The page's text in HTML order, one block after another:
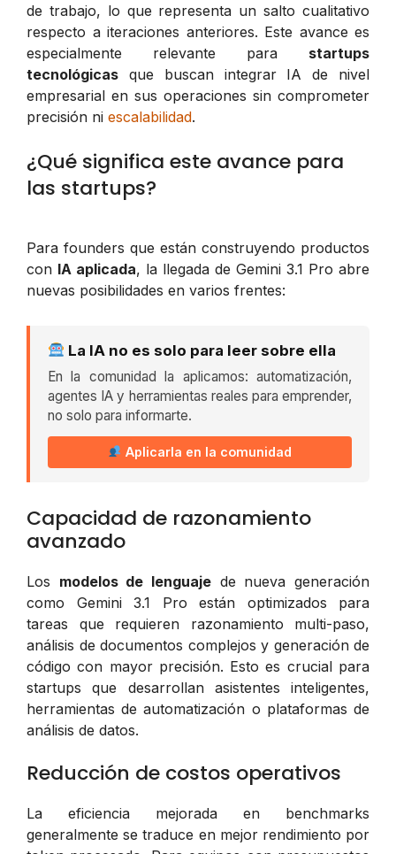
de trabajo, lo que representa un salto cualitativo
respecto a iteraciones anteriores. Este avance es
especialmente relevante para startups
tecnológicas que buscan integrar IA de nivel
empresarial en sus operaciones sin comprometer
precisión ni escalabilidad.
¿Qué significa este avance para
las startups?
Para founders que están construyendo productos
con IA aplicada, la llegada de Gemini 3.1 Pro abre
nuevas posibilidades en varios frentes:
La IA no es solo para leer sobre ella
En la comunidad la aplicamos: automatización,
agentes IA y herramientas reales para emprender,
no solo para informarte.
Aplicarla en la comunidad
Capacidad de razonamiento
avanzado
Los modelos de lenguaje de nueva generación
como Gemini 3.1 Pro están optimizados para
tareas que requieren razonamiento multi-paso,
análisis de documentos complejos y generación de
código con mayor precisión. Esto es crucial para
startups que desarrollan asistentes inteligentes,
herramientas de automatización o plataformas de
análisis de datos.
Reducción de costos operativos
La eficiencia mejorada en benchmarks
generalmente se traduce en mejor rendimiento por